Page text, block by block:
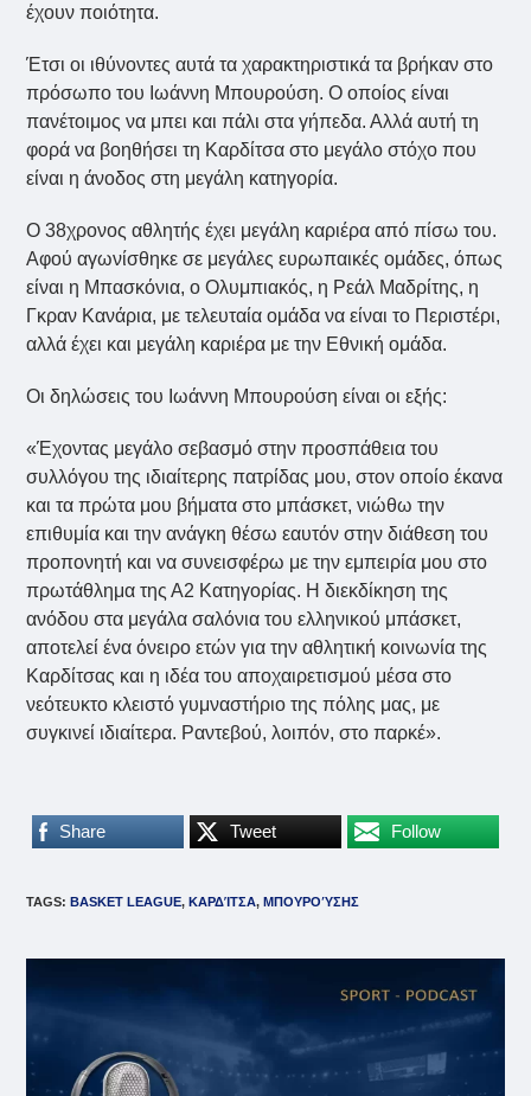
έχουν ποιότητα.
Έτσι οι ιθύνοντες αυτά τα χαρακτηριστικά τα βρήκαν στο
πρόσωπο του Ιωάννη Μπουρούση. Ο οποίος είναι
πανέτοιμος να μπει και πάλι στα γήπεδα. Αλλά αυτή τη
φορά να βοηθήσει τη Καρδίτσα στο μεγάλο στόχο που
είναι η άνοδος στη μεγάλη κατηγορία.
Ο 38χρονος αθλητής έχει μεγάλη καριέρα από πίσω του.
Αφού αγωνίσθηκε σε μεγάλες ευρωπαικές ομάδες, όπως
είναι η Μπασκόνια, ο Ολυμπιακός, η Ρεάλ Μαδρίτης, η
Γκραν Κανάρια, με τελευταία ομάδα να είναι το Περιστέρι,
αλλά έχει και μεγάλη καριέρα με την Εθνική ομάδα.
Οι δηλώσεις του Ιωάννη Μπουρούση είναι οι εξής:
«Έχοντας μεγάλο σεβασμό στην προσπάθεια του
συλλόγου της ιδιαίτερης πατρίδας μου, στον οποίο έκανα
και τα πρώτα μου βήματα στο μπάσκετ, νιώθω την
επιθυμία και την ανάγκη θέσω εαυτόν στην διάθεση του
προπονητή και να συνεισφέρω με την εμπειρία μου στο
πρωτάθλημα της Α2 Κατηγορίας. Η διεκδίκηση της
ανόδου στα μεγάλα σαλόνια του ελληνικού μπάσκετ,
αποτελεί ένα όνειρο ετών για την αθλητική κοινωνία της
Καρδίτσας και η ιδέα του αποχαιρετισμού μέσα στο
νεότευκτο κλειστό γυμναστήριο της πόλης μας, με
συγκινεί ιδιαίτερα. Ραντεβού, λοιπόν, στο παρκέ».
Share Tweet Follow
TAGS:BASKET LEAGUE, ΚΑΡΔΊΤΣΑ, ΜΠΟΥΡΟΎΣΗΣ